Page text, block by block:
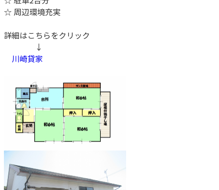
☆ 周辺環境充実
詳細はこちらをクリック
↓
川崎貸家